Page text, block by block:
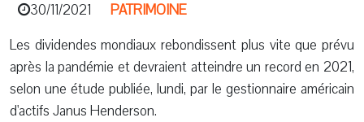
30/11/2021
PATRIMOINE
Les dividendes mondiaux rebondissent plus vite que prévu
après la pandémie et devraient atteindre un record en 2021,
selon une étude publiée, lundi, par le gestionnaire américain
d'actifs Janus Henderson.